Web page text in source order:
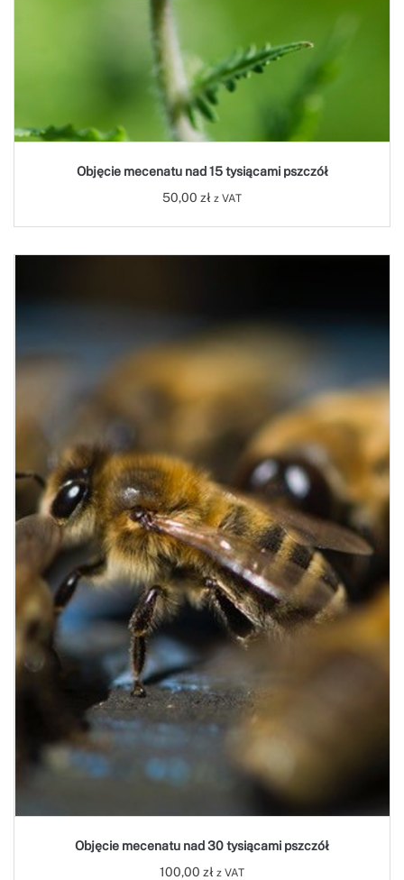
Objęcie mecenatu nad 15 tysiącami pszczół
50,00 zł z VAT
Objęcie mecenatu nad 30 tysiącami pszczół
100,00 zł z VAT